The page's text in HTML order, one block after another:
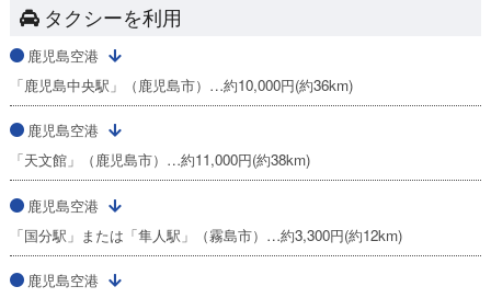
タクシーを利用
鹿児島空港
「鹿児島中央駅」（鹿児島市）…約10,000円(約36km)
鹿児島空港
「天文館」（鹿児島市）…約11,000円(約38km)
鹿児島空港
「国分駅」または「隼人駅」（霧島市）…約3,300円(約12km)
鹿児島空港